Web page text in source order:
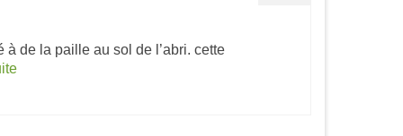
de la paille au sol de l’abri. cette